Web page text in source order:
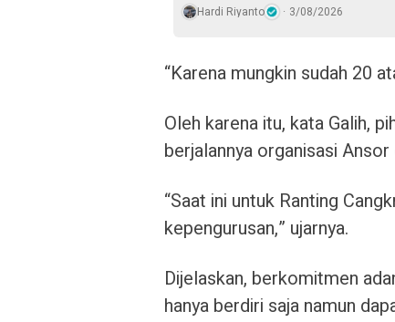
Hardi Riyanto 3/08/2026
“Karena mungkin sudah 20
Oleh karena itu, kata Galih,
berjalannya organisasi
“Saat ini untuk Ranting
kepengurusan,” ujarnya.
Dijelaskan, berkomitmen
hanya berdiri saja namun